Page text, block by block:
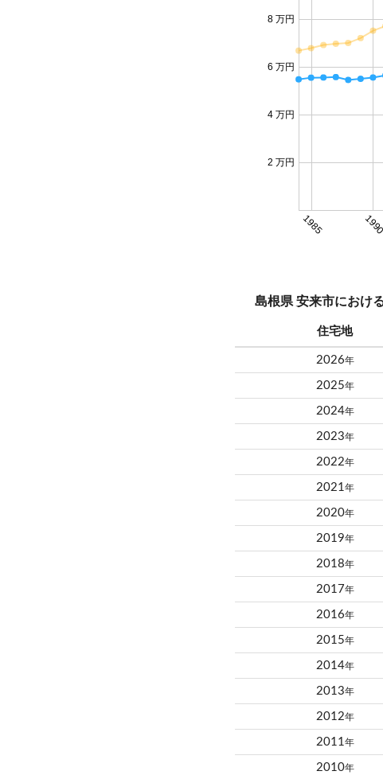
1985 1990
2 万円
4 万円
6 万円
8 万円
島根県 安来市におけ
住宅地
2026年
2025年
2024年
2023年
2022年
2021年
2020年
2019年
2018年
2017年
2016年
2015年
2014年
2013年
2012年
2011年
2010年